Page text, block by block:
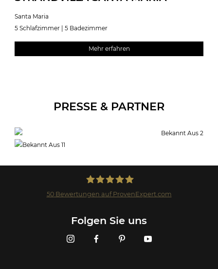
Santa Maria
5 Schlafzimmer | 5 Badezimmer
Mehr erfahren
PRESSE & PARTNER
50Bewertungen auf ProvenExpert.com
Folgen Sie uns